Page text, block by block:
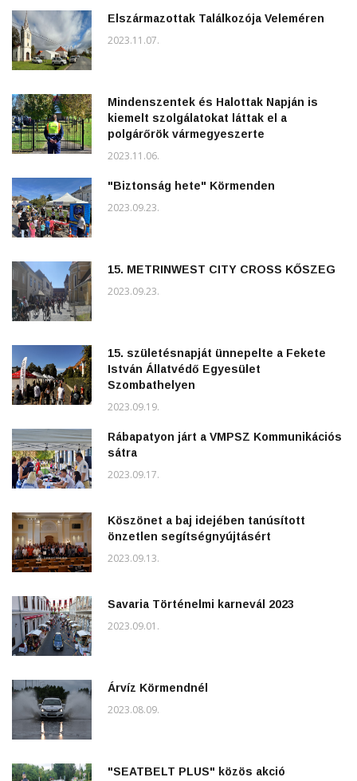
Elszármazottak Találkozója Veleméren
2023.11.07.
Mindenszentek és Halottak Napján is
kiemelt szolgálatokat láttak el a
polgárőrök vármegyeszerte
2023.11.06.
"Biztonság hete" Körmenden
2023.09.23.
15. METRINWEST CITY CROSS KŐSZEG
2023.09.23.
15. születésnapját ünnepelte a Fekete
István Állatvédő Egyesület
Szombathelyen
2023.09.19.
Rábapatyon járt a VMPSZ Kommunikációs
sátra
2023.09.17.
Köszönet a baj idejében tanúsított
önzetlen segítségnyújtásért
2023.09.13.
Savaria Történelmi karnevál 2023
2023.09.01.
Árvíz Körmendnél
2023.08.09.
"SEATBELT PLUS" közös akció